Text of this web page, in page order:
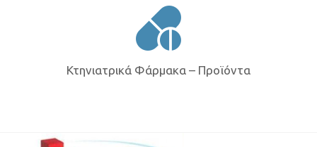
Κτηνιατρικά Φάρμακα – Προϊόντα